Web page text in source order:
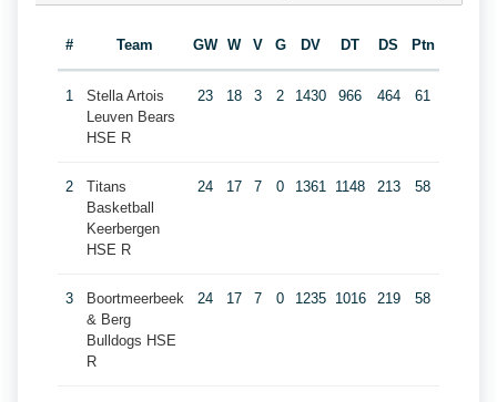
# Team GW W V G DV DT DS Ptn
1
Stella Artois
Leuven Bears
HSE R
23 18 3 2 1430 966 464 61
2
Titans
Basketball
Keerbergen
HSE R
24 17 7 0 1361 1148 213 58
3
Boortmeerbeek
& Berg
Bulldogs HSE
R
24 17 7 0 1235 1016 219 58